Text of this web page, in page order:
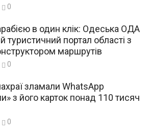
0
в один клік: Одеська ОДА
туристичний портал області з
маршрутів
0
зламали WhatsApp
з його карток понад 110 тисяч
0